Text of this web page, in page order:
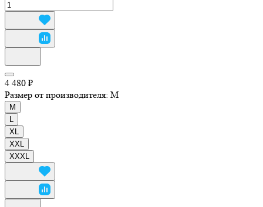
4 480 ₽
Размер от производителя: M
M
XL
XXL
XXXL